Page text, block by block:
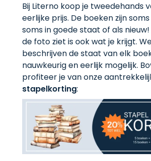
Bij Literno koop je tweedehands
eerlijke prijs. De boeken zijn
soms in goede staat of als
de foto ziet is ook wat je krijgt.
beschrijven de staat van elk
nauwkeurig en eerlijk mogelijk.
profiteer je van onze
stapelkorting: